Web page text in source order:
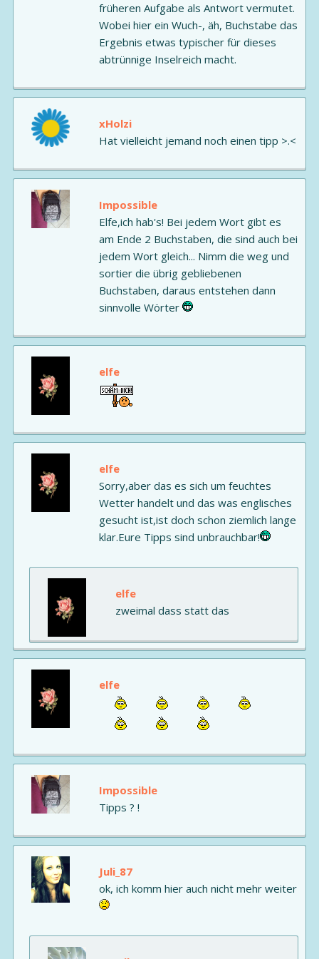
früheren Aufgabe als Antwort vermutet.
Wobei hier ein Wuch-, äh, Buchstabe das
Ergebnis etwas typischer für dieses
abtrünnige Inselreich macht.
xHolzi
Hat vielleicht jemand noch einen tipp >.<
Impossible
Elfe,ich hab's! Bei jedem Wort gibt es
am Ende 2 Buchstaben, die sind auch bei
jedem Wort gleich... Nimm die weg und
sortier die übrig gebliebenen
Buchstaben, daraus entstehen dann
sinnvolle Wörter
elfe
elfe
Sorry,aber das es sich um feuchtes
Wetter handelt und das was englisches
gesucht ist,ist doch schon ziemlich lange
klar.Eure Tipps sind unbrauchbar!
elfe
zweimal dass statt das
elfe
Impossible
Tipps ? !
Juli_87
ok, ich komm hier auch nicht mehr weiter